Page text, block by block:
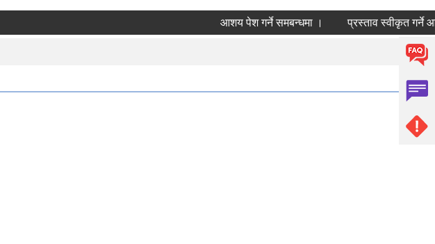
आशय पेश गर्ने समबन्धमा । प्रस्ताव स्वीकृत गर्ने